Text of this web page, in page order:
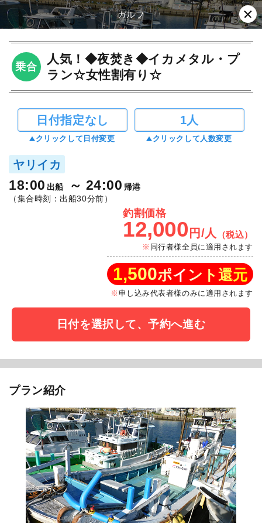
ガルフ
乗合
人気！◆夜焚き◆イカメタル・プ
ラン☆女性割有り☆
日付指定なし
クリックして日付変更
1人
クリックして人数変更
ヤリイカ
18:00 出船 24:00 帰港
（集合時刻：出船30分前）
釣割価格
12,000 円/人 （税込）
同行者様全員に適用されます
1,500ポイント還元
申し込み代表者様のみに適用されます
日付を選択して、予約へ進む
プラン紹介